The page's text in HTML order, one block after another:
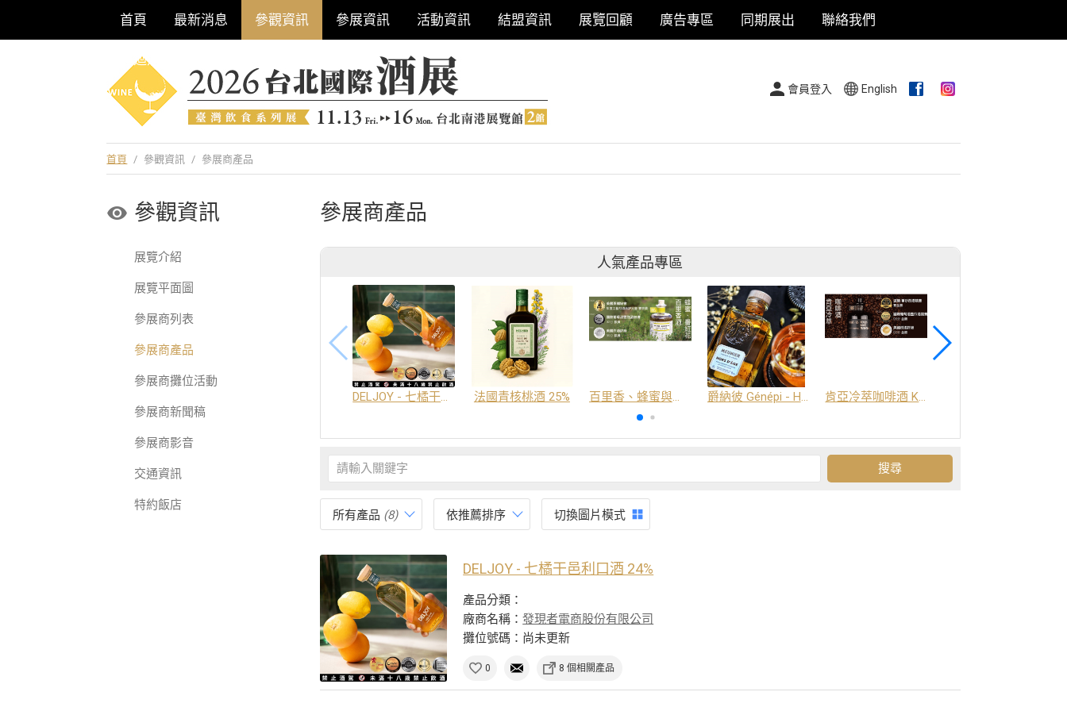
首頁 最新消息 參觀資訊 參展資訊 活動資訊 結盟資訊 展覽回顧 廣告專區 同期展出 聯絡我們
巡迴酒展系列
會員登入 English
首頁 / 參觀資訊 / 參展商產品
參觀資訊
展覽介紹
展覽平面圖
參展商列表
參展商產品
參展商攤位活動
參展商新聞稿
參展商影音
交通資訊
特約飯店
參展商產品
人氣產品專區
DELJOY - 七橘干邑利口酒 24% 法國青核桃酒 25% 百里香、蜂蜜與番紅花酒 爵納彼 Génépi - Hors d'Age (橡木桶陳釀) -阿爾卑斯山草本酒 肯亞冷萃咖啡酒 Kenya Coffee Brew
所有產品 (8) 依推薦排序 切換圖片模式
DELJOY - 七橘干邑利口酒 24%
產品分類：
廠商名稱：發現者電商股份有限公司
攤位號碼：尚未更新
0 8 個相關產品